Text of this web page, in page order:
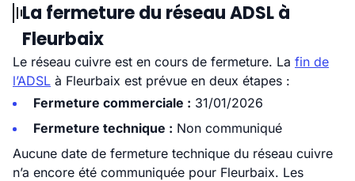
La fermeture du réseau ADSL à
Fleurbaix
Le réseau cuivre est en cours de fermeture. La fin de
l’ADSL à Fleurbaix est prévue en deux étapes :
Fermeture commerciale : 31/01/2026
Fermeture technique : Non communiqué
Aucune date de fermeture technique du réseau cuivre
n’a encore été communiquée pour Fleurbaix. Les